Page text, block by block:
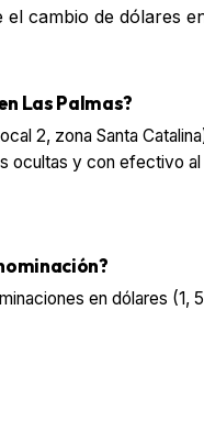
el cambio de dólares
Las Palmas?
2, zona Santa
ocultas y con efectivo al
en dólares (1,